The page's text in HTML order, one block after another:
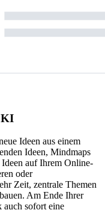
KI
Ideen aus einem
Ideen, Mindmaps
auf Ihrem Online-
oder
Zeit, zentrale Themen
Am Ende Ihrer
sofort eine